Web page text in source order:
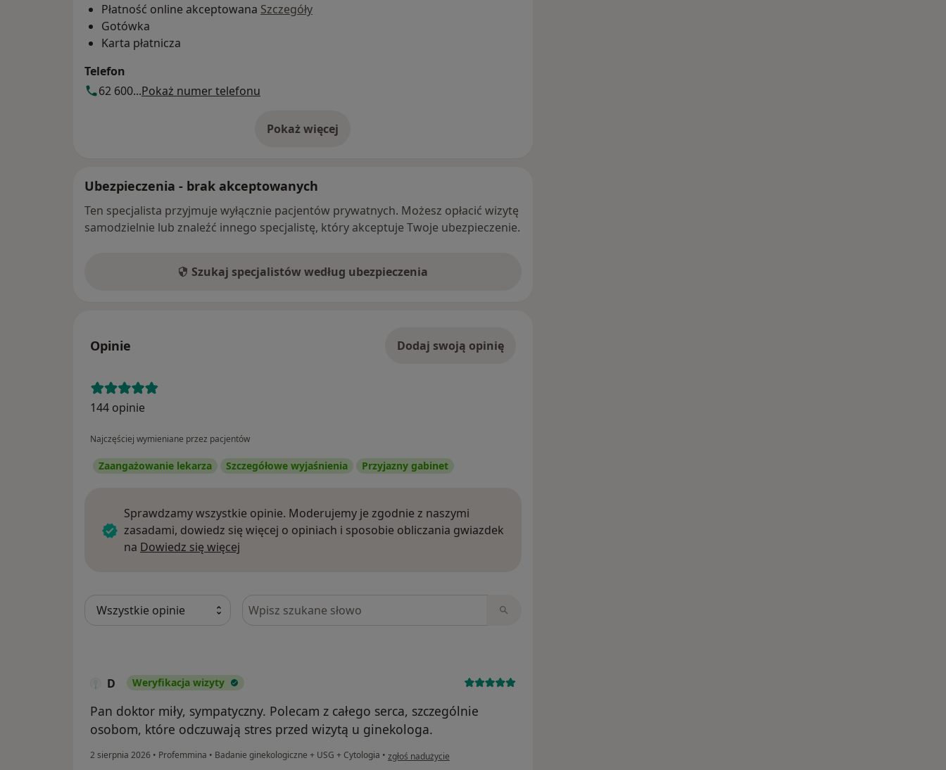
Płatność online akceptowana Szczegóły
Gotówka
Karta płatnicza
Telefon
62 600...Pokaż numer telefonu
Pokaż więcej
o adresie
Ubezpieczenia - brak akceptowanych
Ten specjalista przyjmuje wyłącznie pacjentów prywatnych. Możesz opłacić wizytę
samodzielnie lub znaleźć innego specjalistę, który akceptuje Twoje ubezpieczenie.
Szukaj specjalistów według ubezpieczenia
Opinie Dodaj swoją opinię
144 opinie
Najczęściej wymieniane przez pacjentów
Zaangażowanie lekarza Szczegółowe wyjaśnienia Przyjazny gabinet
Sprawdzamy wszystkie opinie. Moderujemy je zgodnie z naszymi
zasadami, dowiedz się więcej o opiniach i sposobie obliczania gwiazdek
na Dowiedz się więcej
Szukaj w opiniach
D Weryfikacja wizyty
Pan doktor miły, sympatyczny. Polecam z całego serca, szczególnie
osobom, które odczuwają stres przed wizytą u ginekologa.
2 sierpnia 2026 • Profemmina • Badanie ginekologiczne + USG + Cytologia • w opinii użytkownika D
zgłoś nadużycie